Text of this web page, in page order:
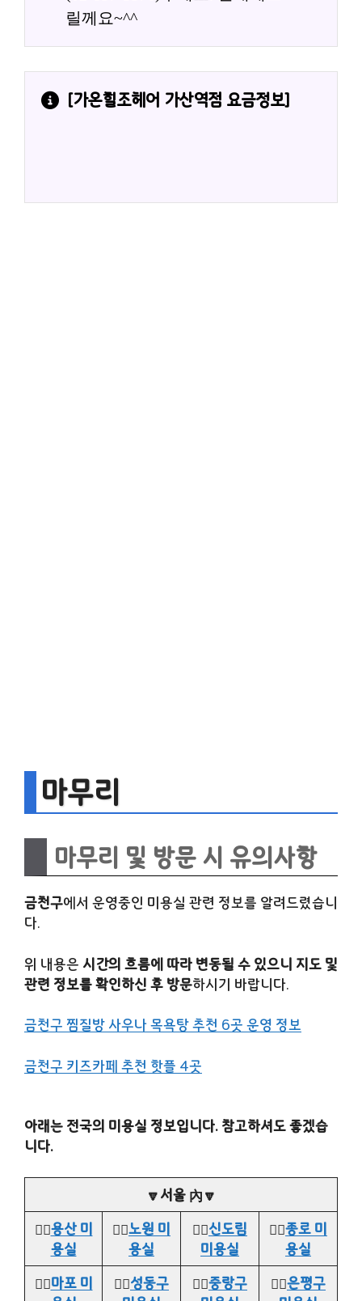
릴께요~^^
[가온힐조헤어 가산역점 요금정보]
마무리
마무리 및 방문 시 유의사항
금천구에서 운영중인 미용실 관련 정보를 알려드렸습니
다.
위 내용은 시간의 흐름에 따라 변동될 수 있으니 지도 및
관련 정보를 확인하신 후 방문하시기 바랍니다.
금천구 찜질방 사우나 목욕탕 추천 6곳 운영 정보
금천구 키즈카페 추천 핫플 4곳
아래는 전국의 미용실 정보입니다. 참고하셔도 좋겠습
니다.
🔽서울 內🔽
👉🏻용산 미
용실
👉🏻노원 미
용실
👉🏻신도림
미용실
👉🏻종로 미
용실
👉🏻마포 미
👉🏻성동구
👉🏻중랑구
👉🏻은평구